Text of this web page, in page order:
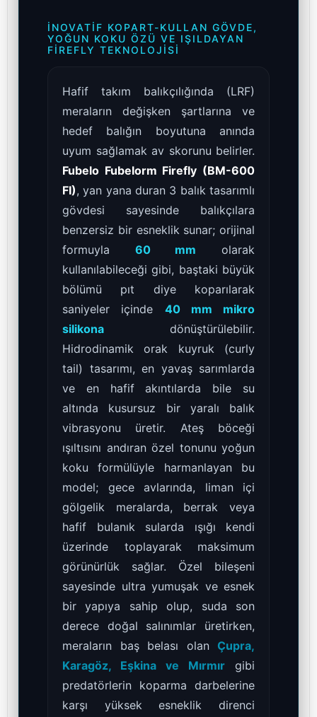
İNOVATIF KOPART-KULLAN GÖVDE,
YOĞUN KOKU ÖZÜ VE IŞILDAYAN
FIREFLY TEKNOLOJISI
Hafif takım balıkçılığında (LRF)
meraların değişken şartlarına ve
hedef balığın boyutuna anında
uyum sağlamak av skorunu belirler.
Fubelo Fubelorm Firefly (BM-600
FI), yan yana duran 3 balık tasarımlı
gövdesi sayesinde balıkçılara
benzersiz bir esneklik sunar; orijinal
formuyla 60 mm olarak
kullanılabileceği gibi, baştaki büyük
bölümü pıt diye koparılarak
saniyeler içinde 40 mm mikro
silikona dönüştürülebilir.
Hidrodinamik orak kuyruk (curly
tail) tasarımı, en yavaş sarımlarda
ve en hafif akıntılarda bile su
altında kusursuz bir yaralı balık
vibrasyonu üretir. Ateş böceği
ışıltısını andıran özel tonunu yoğun
koku formülüyle harmanlayan bu
model; gece avlarında, liman içi
gölgelik meralarda, berrak veya
hafif bulanık sularda ışığı kendi
üzerinde toplayarak maksimum
görünürlük sağlar. Özel bileşeni
sayesinde ultra yumuşak ve esnek
bir yapıya sahip olup, suda son
derece doğal salınımlar üretirken,
meraların baş belası olan Çupra,
Karagöz, Eşkina ve Mırmır gibi
predatörlerin koparma darbelerine
karşı yüksek esneklik direnci